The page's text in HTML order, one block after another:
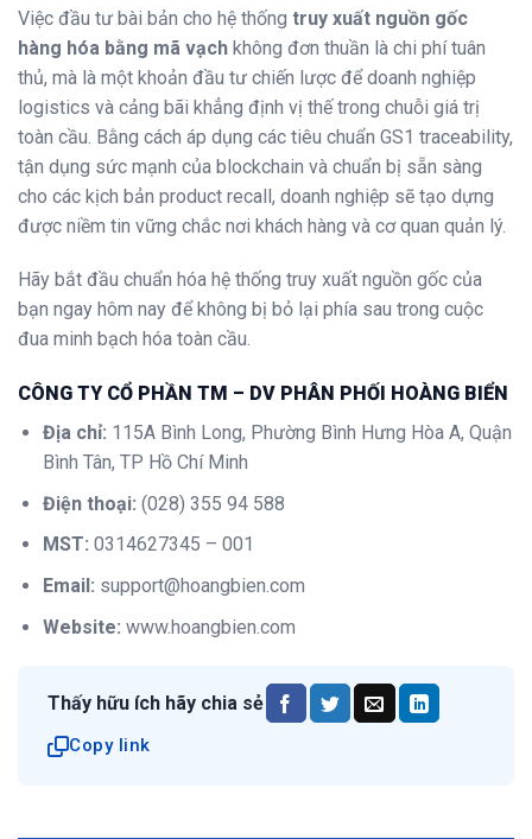
Việc đầu tư bài bản cho hệ thống truy xuất nguồn gốc
hàng hóa bằng mã vạch không đơn thuần là chi phí tuân
thủ, mà là một khoản đầu tư chiến lược để doanh nghiệp
logistics và cảng bãi khẳng định vị thế trong chuỗi giá trị
toàn cầu. Bằng cách áp dụng các tiêu chuẩn GS1 traceability,
tận dụng sức mạnh của blockchain và chuẩn bị sẵn sàng
cho các kịch bản product recall, doanh nghiệp sẽ tạo dựng
được niềm tin vững chắc nơi khách hàng và cơ quan quản lý.
Hãy bắt đầu chuẩn hóa hệ thống truy xuất nguồn gốc của
bạn ngay hôm nay để không bị bỏ lại phía sau trong cuộc
đua minh bạch hóa toàn cầu.
CÔNG TY CỔ PHẦN TM – DV PHÂN PHỐI HOÀNG BIỂN
Địa chỉ: 115A Bình Long, Phường Bình Hưng Hòa A, Quận
Bình Tân, TP Hồ Chí Minh
Điện thoại: (028) 355 94 588
MST: 0314627345 – 001
Email: support@hoangbien.com
Website: www.hoangbien.com
Thấy hữu ích hãy chia sẻ
Copy link